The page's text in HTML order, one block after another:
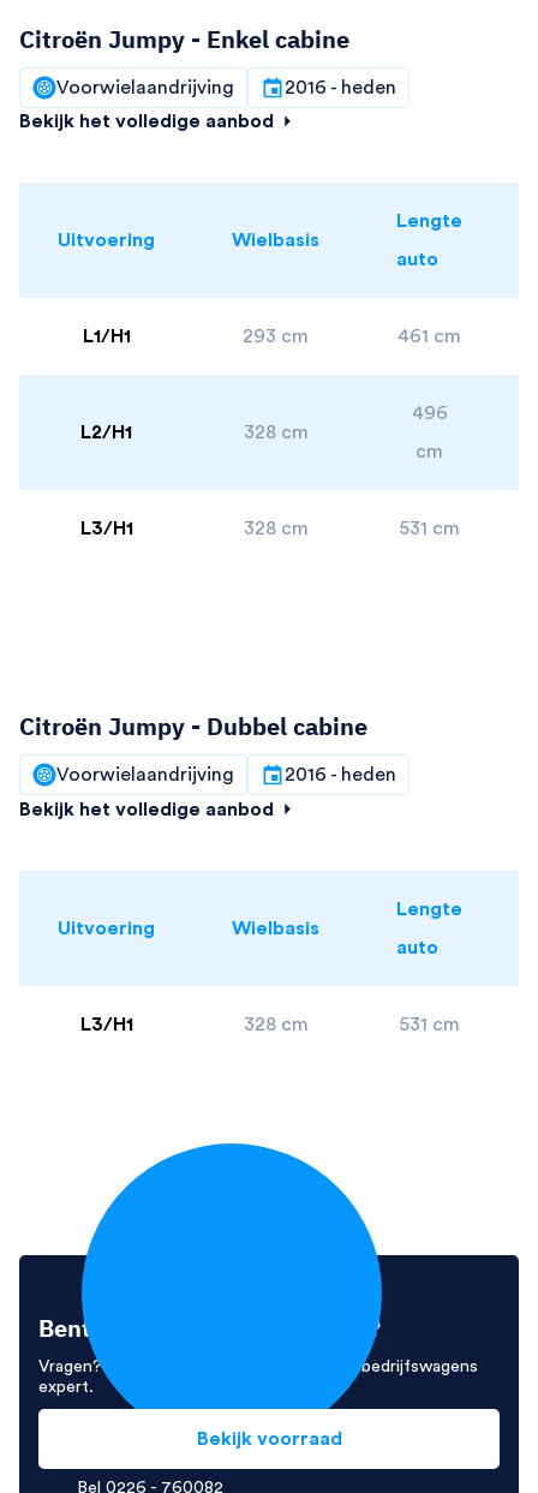
Citroën Jumpy - Enkel cabine
Voorwielaandrijving
2016 - heden
Bekijk het volledige aanbod
Uitvoering Wielbasis
Lengte
auto
L1/H1 293 cm 461 cm
L2/H1 328 cm
496
cm
L3/H1 328 cm 531 cm
Citroën Jumpy - Dubbel cabine
Voorwielaandrijving
2016 - heden
Bekijk het volledige aanbod
Uitvoering Wielbasis
Lengte
auto
L3/H1 328 cm 531 cm
Bent u enthousiast geworden?
Vragen? Neem contact op met Ivo, onze bedrijfswagens
expert.
Bekijk voorraad
Bel 0226 - 760082